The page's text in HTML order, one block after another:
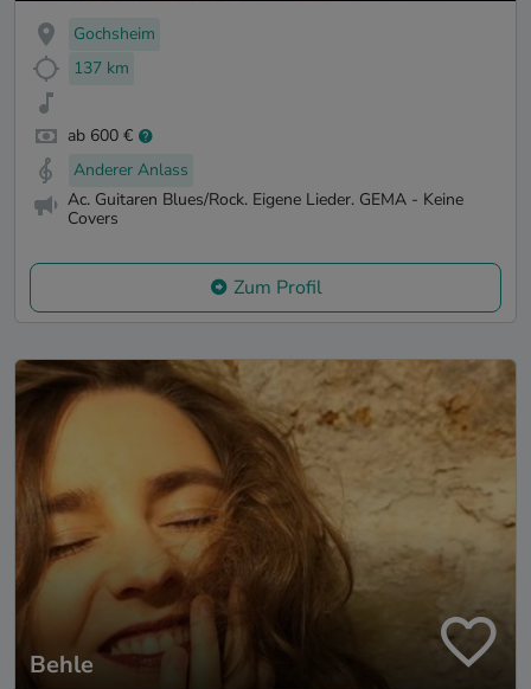
Gochsheim
137 km
ab 600 €
Anderer Anlass
Ac. Guitaren Blues/Rock. Eigene Lieder. GEMA - Keine
Covers
Zum Profil
Behle